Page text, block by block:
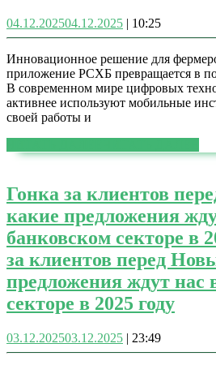
04.12.202504.12.2025 | 10:25
Инновационное решение для
приложение РСХБ превращается в
В современном мире цифровых
активнее используют мобильные
своей работы и
Гонка за клиентов
какие предложения
банковском секторе в
за клиентов перед
предложения ждут нас
секторе в 2025 году
03.12.202503.12.2025 | 23:49